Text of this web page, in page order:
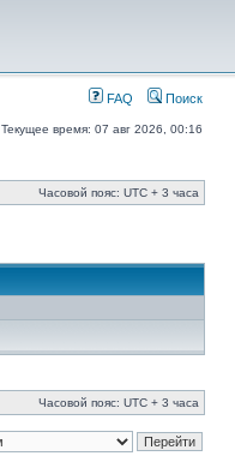
FAQ Поиск
Текущее время: 07 авг 2026, 00:16
Часовой пояс: UTC + 3 часа
Часовой пояс: UTC + 3 часа